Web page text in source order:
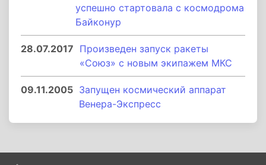
успешно стартовала с космодрома
Байконур
28.07.2017 Произведен запуск ракеты
«Союз» с новым экипажем МКС
09.11.2005 Запущен космический аппарат
Венера-Экспресс